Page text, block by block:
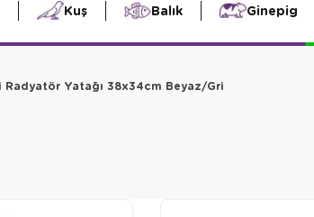
Kuş Balık Ginepig
Radyatör Yatağı 38x34cm Beyaz/Gri